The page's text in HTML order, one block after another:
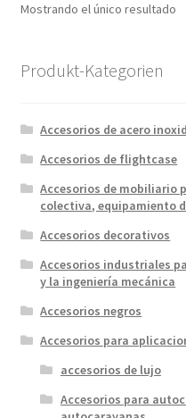
Mostrando el único resultado
Produkt-Kategorien
Accesorios de acero
Accesorios de flightcase
Accesorios de mobiliario
colectiva, equipamiento
Accesorios decorativos
Accesorios industriales
y la ingeniería mecánica
Accesorios negros
Accesorios para
accesorios de lujo
Accesorios para